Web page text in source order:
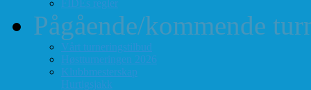
FIDEs regler
Pågående/kommende
Vårt turneringstilbud
Høstturneringen 2026
Klubbmesterskap
Hurtigsjakk